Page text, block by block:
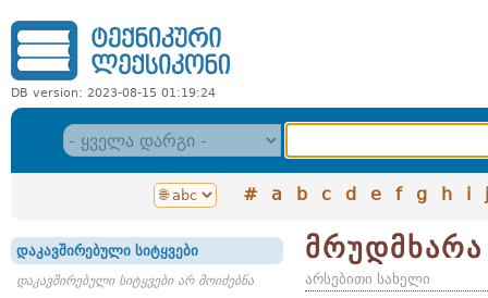
DB version: 2023-08-15 01:19:24
# a b c d e f g h i j
დაკავშირებული სიტყვები
დაკავშირებული სიტყვები არ მოიძებნა
მრუდმხარა
არსებითი სახელი